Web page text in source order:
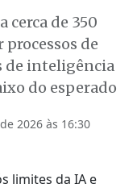
de 350
de
de inteligência
do esperado
2026 às 16:30